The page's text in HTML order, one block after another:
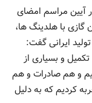
آیین مراسم امضای
طرح های توسعه ۱۶ میدان گازی با هلدینگ ها،
ایرانی گفت:
و بسیاری از
و هم صادرات و هم
کردیم که به دلیل